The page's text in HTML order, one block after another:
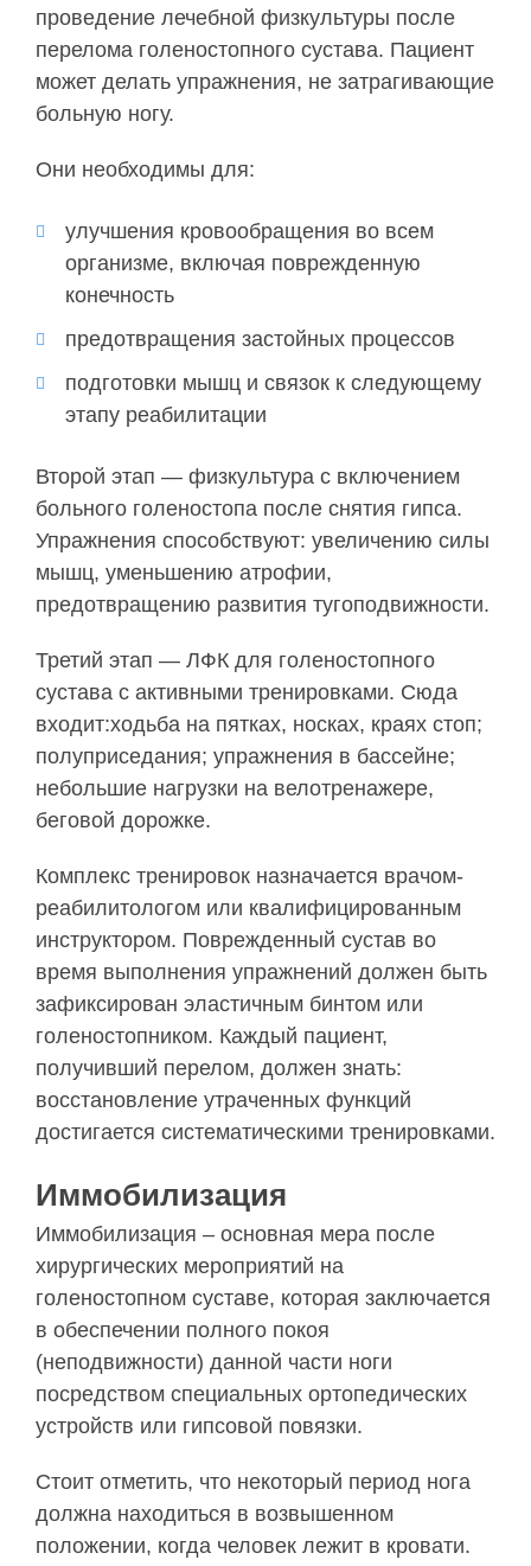
проведение лечебной физкультуры после
перелома голеностопного сустава. Пациент
может делать упражнения, не затрагивающие
больную ногу.
Они необходимы для:
улучшения кровообращения во всем
организме, включая поврежденную
конечность
предотвращения застойных процессов
подготовки мышц и связок к следующему
этапу реабилитации
Второй этап — физкультура с включением
больного голеностопа после снятия гипса.
Упражнения способствуют: увеличению силы
мышц, уменьшению атрофии,
предотвращению развития тугоподвижности.
Третий этап — ЛФК для голеностопного
сустава с активными тренировками. Сюда
входит:ходьба на пятках, носках, краях стоп;
полуприседания; упражнения в бассейне;
небольшие нагрузки на велотренажере,
беговой дорожке.
Комплекс тренировок назначается врачом-
реабилитологом или квалифицированным
инструктором. Поврежденный сустав во
время выполнения упражнений должен быть
зафиксирован эластичным бинтом или
голеностопником. Каждый пациент,
получивший перелом, должен знать:
восстановление утраченных функций
достигается систематическими тренировками.
Иммобилизация
Иммобилизация – основная мера после
хирургических мероприятий на
голеностопном суставе, которая заключается
в обеспечении полного покоя
(неподвижности) данной части ноги
посредством специальных ортопедических
устройств или гипсовой повязки.
Стоит отметить, что некоторый период нога
должна находиться в возвышенном
положении, когда человек лежит в кровати.